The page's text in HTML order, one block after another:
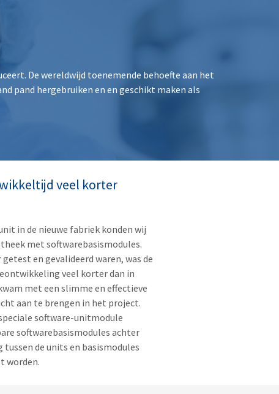
De wereldwijd toenemende behoefte aan het
pand hergebruiken en en geschikt maken als
veel korter
in de nieuwe fabriek konden wij
met softwarebasismodules.
en gevalideerd waren, was de
veel korter dan in
met een slimme en effectieve
aan te brengen in het project.
software-unitmodule
softwarebasismodules achter
de units en basismodules
worden.